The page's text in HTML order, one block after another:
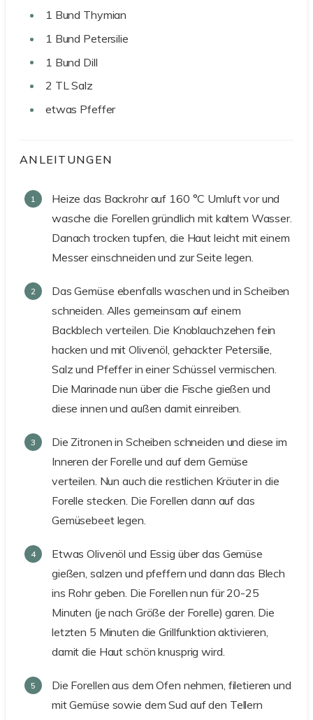
1 Bund Thymian
1 Bund Petersilie
1 Bund Dill
2 TLSalz
etwas Pfeffer
ANLEITUNGEN
Heize das Backrohr auf 160 °C Umluft vor und
wasche die Forellen gründlich mit kaltem Wasser.
Danach trocken tupfen, die Haut leicht mit einem
Messer einschneiden und zur Seite legen.
Das Gemüse ebenfalls waschen und in Scheiben
schneiden. Alles gemeinsam auf einem
Backblech verteilen. Die Knoblauchzehen fein
hacken und mit Olivenöl, gehackter Petersilie,
Salz und Pfeffer in einer Schüssel vermischen.
Die Marinade nun über die Fische gießen und
diese innen und außen damit einreiben.
Die Zitronen in Scheiben schneiden und diese im
Inneren der Forelle und auf dem Gemüse
verteilen. Nun auch die restlichen Kräuter in die
Forelle stecken. Die Forellen dann auf das
Gemüsebeet legen.
Etwas Olivenöl und Essig über das Gemüse
gießen, salzen und pfeffern und dann das Blech
ins Rohr geben. Die Forellen nun für 20-25
Minuten (je nach Größe der Forelle) garen. Die
letzten 5 Minuten die Grillfunktion aktivieren,
damit die Haut schön knusprig wird.
Die Forellen aus dem Ofen nehmen, filetieren und
mit Gemüse sowie dem Sud auf den Tellern